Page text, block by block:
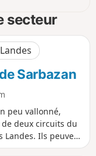
secteur
Sarbazan
peu vallonné,
deux circuits du
Landes. Ils peuvent
de cours